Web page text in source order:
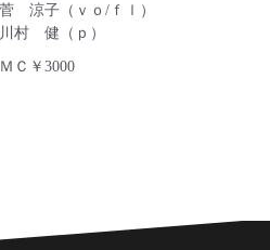
菅 涼子（ｖｏ/ｆｌ）
川村 健（ｐ）
ＭＣ￥3000